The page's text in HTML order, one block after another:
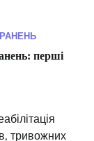
перші
тривожних